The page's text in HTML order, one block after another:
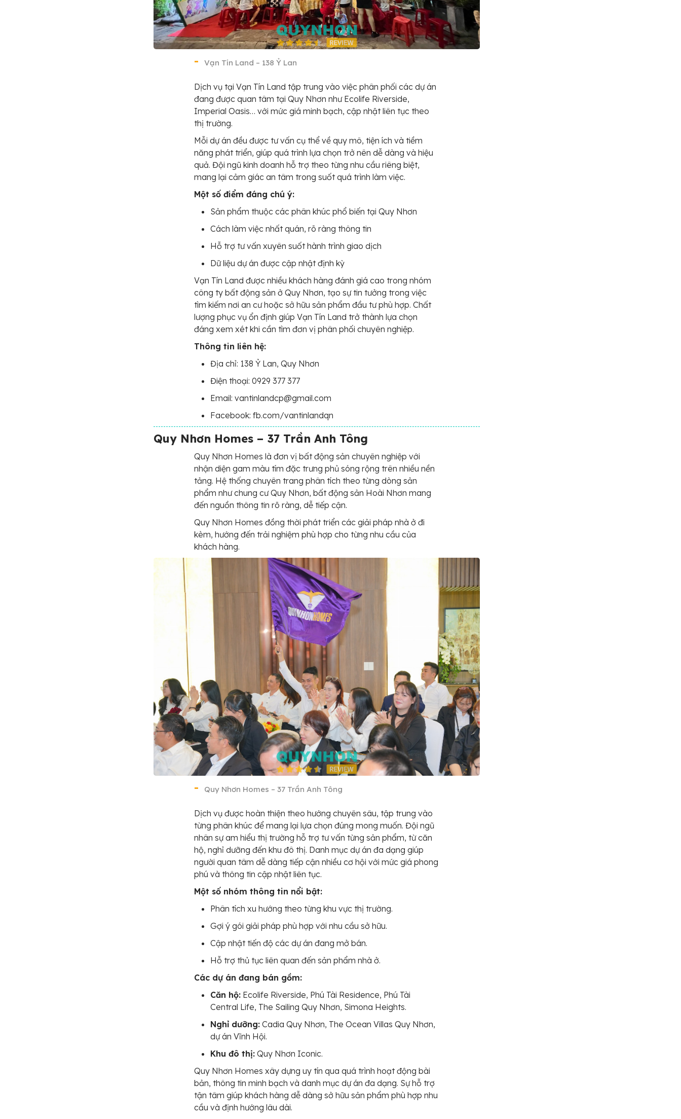
Vạn Tín Land – 138 Ỷ Lan
Dịch vụ tại Vạn Tín Land tập trung vào việc phân phối các dự án
đang được quan tâm tại Quy Nhơn như Ecolife Riverside,
Imperial Oasis… với mức giá minh bạch, cập nhật liên tục theo
thị trường.
Mỗi dự án đều được tư vấn cụ thể về quy mô, tiện ích và tiềm
năng phát triển, giúp quá trình lựa chọn trở nên dễ dàng và hiệu
quả. Đội ngũ kinh doanh hỗ trợ theo từng nhu cầu riêng biệt,
mang lại cảm giác an tâm trong suốt quá trình làm việc.
Một số điểm đáng chú ý:
Sản phẩm thuộc các phân khúc phổ biến tại Quy Nhơn
Cách làm việc nhất quán, rõ ràng thông tin
Hỗ trợ tư vấn xuyên suốt hành trình giao dịch
Dữ liệu dự án được cập nhật định kỳ
Vạn Tín Land được nhiều khách hàng đánh giá cao trong nhóm
công ty bất động sản ở Quy Nhơn, tạo sự tin tưởng trong việc
tìm kiếm nơi an cư hoặc sở hữu sản phẩm đầu tư phù hợp. Chất
lượng phục vụ ổn định giúp Vạn Tín Land trở thành lựa chọn
đáng xem xét khi cần tìm đơn vị phân phối chuyên nghiệp.
Thông tin liên hệ:
Địa chỉ: 138 Ỷ Lan, Quy Nhơn
Điện thoại: 0929 377 377
Email: vantinlandcp@gmail.com
Facebook: fb.com/vantinlandqn
Quy Nhơn Homes – 37 Trần Anh Tông
Quy Nhơn Homes là đơn vị bất động sản chuyên nghiệp với
nhận diện gam màu tím đặc trưng phủ sóng rộng trên nhiều nền
tảng. Hệ thống chuyên trang phân tích theo từng dòng sản
phẩm như chung cư Quy Nhơn, bất động sản Hoài Nhơn mang
đến nguồn thông tin rõ ràng, dễ tiếp cận.
Quy Nhơn Homes đồng thời phát triển các giải pháp nhà ở đi
kèm, hướng đến trải nghiệm phù hợp cho từng nhu cầu của
khách hàng.
Quy Nhơn Homes – 37 Trần Anh Tông
Dịch vụ được hoàn thiện theo hướng chuyên sâu, tập trung vào
từng phân khúc để mang lại lựa chọn đúng mong muốn. Đội ngũ
nhân sự am hiểu thị trường hỗ trợ tư vấn từng sản phẩm, từ căn
hộ, nghỉ dưỡng đến khu đô thị. Danh mục dự án đa dạng giúp
người quan tâm dễ dàng tiếp cận nhiều cơ hội với mức giá phong
phú và thông tin cập nhật liên tục.
Một số nhóm thông tin nổi bật:
Phân tích xu hướng theo từng khu vực thị trường.
Gợi ý gói giải pháp phù hợp với nhu cầu sở hữu.
Cập nhật tiến độ các dự án đang mở bán.
Hỗ trợ thủ tục liên quan đến sản phẩm nhà ở.
Các dự án đang bán gồm:
Căn hộ: Ecolife Riverside, Phú Tài Residence, Phú Tài
Central Life, The Sailing Quy Nhơn, Simona Heights.
Nghỉ dưỡng: Cadia Quy Nhơn, The Ocean Villas Quy Nhơn,
dự án Vĩnh Hội.
Khu đô thị: Quy Nhơn Iconic.
Quy Nhơn Homes xây dựng uy tín qua quá trình hoạt động bài
bản, thông tin minh bạch và danh mục dự án đa dạng. Sự hỗ trợ
tận tâm giúp khách hàng dễ dàng sở hữu sản phẩm phù hợp nhu
cầu và định hướng lâu dài.